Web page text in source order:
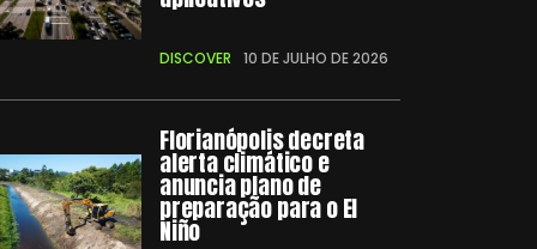
DISCOVER 10 DE JULHO DE 2026
Florianópolis decreta
alerta climático e
anuncia plano de
preparação para o El
Niño